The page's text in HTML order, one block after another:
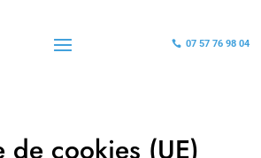
 07 57 76 98 04
de cookies (UE)